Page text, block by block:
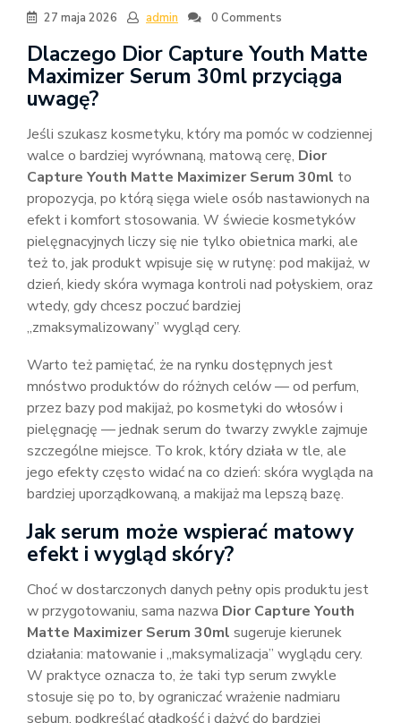
27 maja 2026 admin 0 Comments
Dlaczego Dior Capture Youth Matte
Maximizer Serum 30ml przyciąga
uwagę?
Jeśli szukasz kosmetyku, który ma pomóc w codziennej
walce o bardziej wyrównaną, matową cerę, Dior
Capture Youth Matte Maximizer Serum 30ml to
propozycja, po którą sięga wiele osób nastawionych na
efekt i komfort stosowania. W świecie kosmetyków
pielęgnacyjnych liczy się nie tylko obietnica marki, ale
też to, jak produkt wpisuje się w rutynę: pod makijaż, w
dzień, kiedy skóra wymaga kontroli nad połyskiem, oraz
wtedy, gdy chcesz poczuć bardziej
„zmaksymalizowany” wygląd cery.
Warto też pamiętać, że na rynku dostępnych jest
mnóstwo produktów do różnych celów — od perfum,
przez bazy pod makijaż, po kosmetyki do włosów i
pielęgnację — jednak serum do twarzy zwykle zajmuje
szczególne miejsce. To krok, który działa w tle, ale
jego efekty często widać na co dzień: skóra wygląda na
bardziej uporządkowaną, a makijaż ma lepszą bazę.
Jak serum może wspierać matowy
efekt i wygląd skóry?
Choć w dostarczonych danych pełny opis produktu jest
w przygotowaniu, sama nazwa Dior Capture Youth
Matte Maximizer Serum 30ml sugeruje kierunek
działania: matowanie i „maksymalizacja” wyglądu cery.
W praktyce oznacza to, że taki typ serum zwykle
stosuje się po to, by ograniczać wrażenie nadmiaru
sebum, podkreślać gładkość i dążyć do bardziej